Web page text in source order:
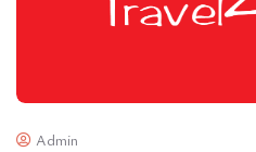
Admin